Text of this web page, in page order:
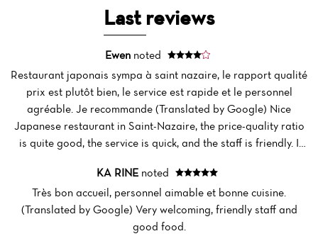
Last reviews
Ewennoted
Restaurant japonais sympa à saint nazaire, le rapport qualité
prix est plutôt bien, le service est rapide et le personnel
agréable. Je recommande (Translated by Google) Nice
Japanese restaurant in Saint-Nazaire, the price-quality ratio
is quite good, the service is quick, and the staff is friendly. I
KA RINE noted
Très bon accueil, personnel aimable et bonne cuisine.
(Translated by Google) Very welcoming, friendly staff and
good food.
Home